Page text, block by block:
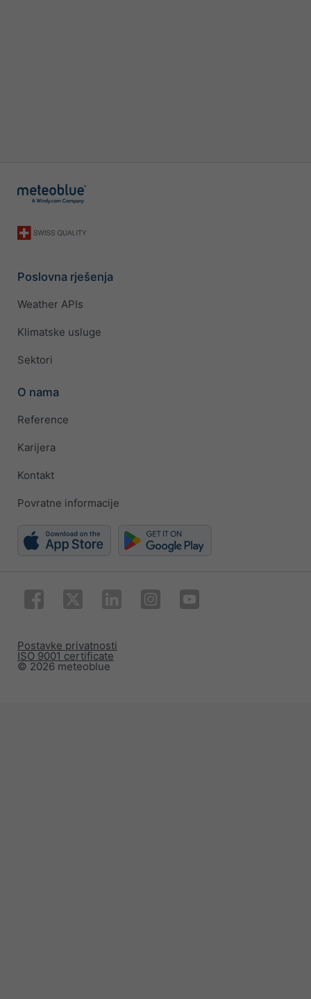
Poslovna rješenja
Weather APIs
Klimatske usluge
Sektori
O nama
Reference
Karijera
Kontakt
Povratne informacije
© 2026 meteoblue
ISO 9001 certificate
Postavke privatnosti